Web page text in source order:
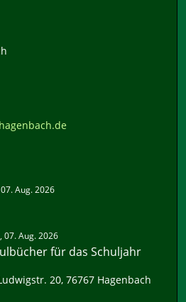
Aug. 2026
07. Aug. 2026
für das Schuljahr
20, 76767 Hagenbach